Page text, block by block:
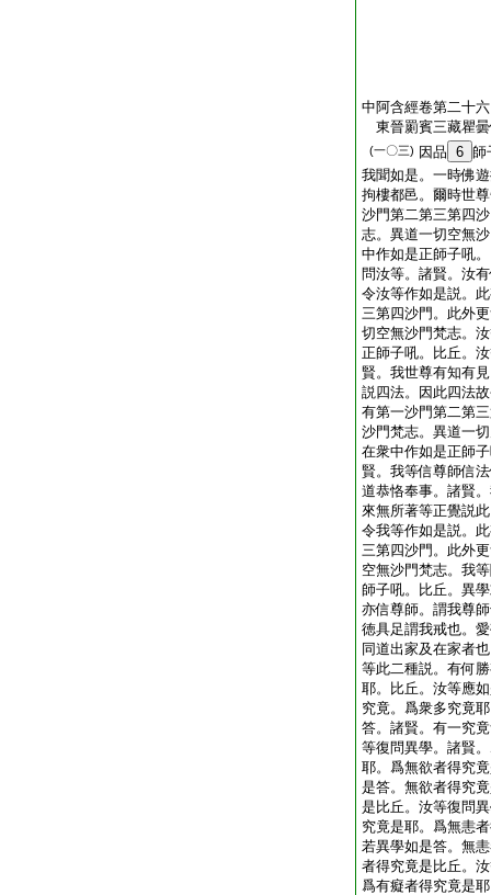
中阿含經卷第二十六
東晉罽賓三藏瞿
(一〇三) 因品 6 師
我聞如是。一時佛
拘樓都邑。爾時世
沙門第二第三第四
志。異道一切空無
中作如是正師子吼
問汝等。諸賢。汝
令汝等作如是説。
三第四沙門。此外
切空無沙門梵志。
正師子吼。比丘。
賢。我世尊有知有
説四法。因此四法
有第一沙門第二第
沙門梵志。異道一
在衆中作如是正師
賢。我等信尊師信
道恭恪奉事。諸賢
來無所著等正覺説
令我等作如是説。
三第四沙門。此外
空無沙門梵志。我
師子吼。比丘。異
亦信尊師。謂我尊
徳具足謂我戒也。
同道出家及在家者
等此二種説。有何
耶。比丘。汝等應
究竟。爲衆多究竟
答。諸賢。有一究
等復問異學。諸賢
耶。爲無欲者得究
是答。無欲者得究
是比丘。汝等復問
究竟是耶。爲無恚
若異學如是答。無
者得究竟是比丘。
爲有癡者得究竟是